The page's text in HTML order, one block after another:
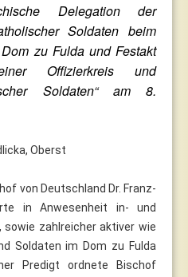
Delegation der
Soldaten beim
zu Fulda und Festakt
Offizierkreis und
Soldaten“ am 8.
Oberst
von Deutschland Dr. Franz-
in Anwesenheit in- und
sowie zahlreicher aktiver wie
Soldaten im Dom zu Fulda
Predigt ordnete Bischof